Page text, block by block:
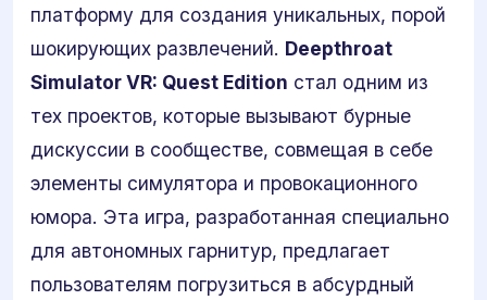
платформу для создания уникальных, порой
шокирующих развлечений. Deepthroat
Simulator VR: Quest Edition стал одним из
тех проектов, которые вызывают бурные
дискуссии в сообществе, совмещая в себе
элементы симулятора и провокационного
юмора. Эта игра, разработанная специально
для автономных гарнитур, предлагает
пользователям погрузиться в абсурдный